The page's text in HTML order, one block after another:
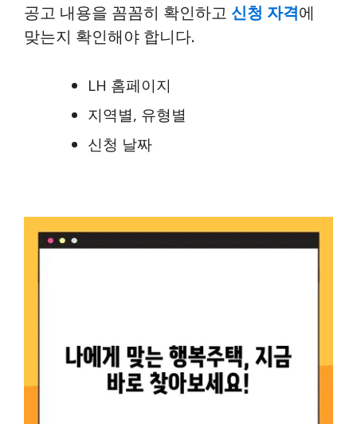
공고 내용을 꼼꼼히 확인하고 신청 자격에
맞는지 확인해야 합니다.
LH 홈페이지
지역별, 유형별
신청 날짜